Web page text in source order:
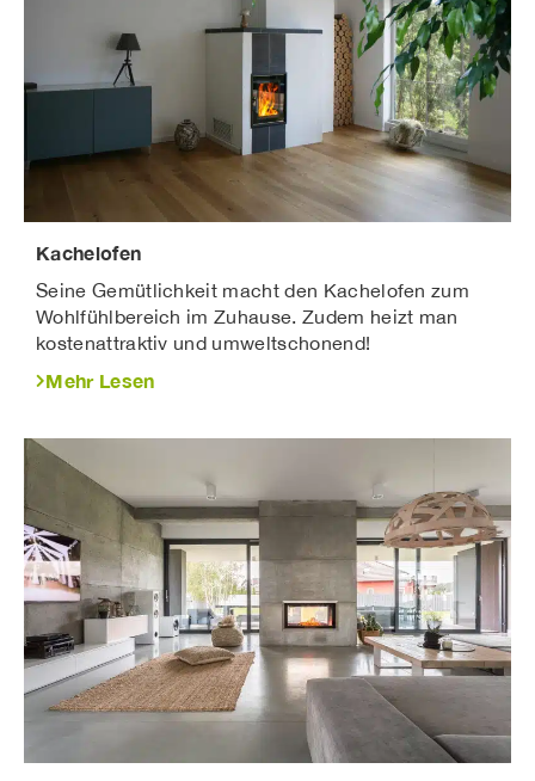
Kachelofen
Seine Gemütlichkeit macht den Kachelofen zum
Wohlfühlbereich im Zuhause. Zudem heizt man
kostenattraktiv und umweltschonend!
Mehr Lesen